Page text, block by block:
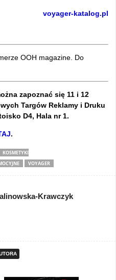
voyager-katalog.pl
OOH magazine. Do
zapoznać się 11 i 12
Targów Reklamy i Druku
D4, Hala nr 1.
.
KOSMETYKI
VOYAGER
Krawczyk